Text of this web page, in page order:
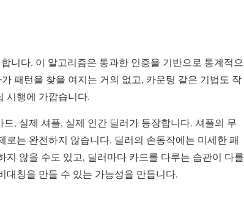
니다. 이 알고리즘은 통과한 인증을 기반으로 통계적으
패턴을 찾을 여지는 거의 없고, 카운팅 같은 기법도 작
시행에 가깝습니다.
, 실제 셔플, 실제 인간 딜러가 등장합니다. 셔플의 무
로는 완전하지 않습니다. 딜러의 손동작에는 미세한 패
지 않을 수도 있고, 딜러마다 카드를 다루는 습관이 다를
대칭을 만들 수 있는 가능성을 만듭니다.